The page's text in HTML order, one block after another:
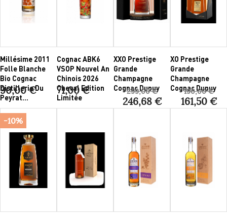
Millésime 2011
Folle Blanche
Bio Cognac
Distillerie Du
Peyrat...
90,00 €
Cognac ABK6
VSOP Nouvel An
Chinois 2026
Cheval Edition
Limitée
71,00 €
XXO Prestige
Grande
Champagne
Cognac Dupuy
299,00 €
246,68 €
XO Prestige
Grande
Champagne
Cognac Dupuy
190,00 €
161,50 €
-10%